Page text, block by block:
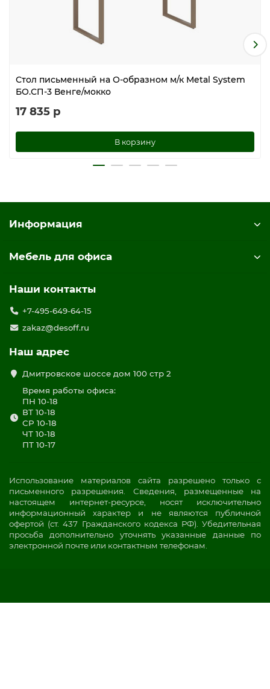
Стол письменный на О-образном м/к Metal System
БО.СП-3 Венге/мокко
17 835 р
В корзину
Информация
Мебель для офиса
Наши контакты
+7-495-649-64-15
zakaz@desoff.ru
Наш адрес
Дмитровское шоссе дом 100 стр 2
Время работы офиса:
ПН 10-18
ВТ 10-18
СР 10-18
ЧТ 10-18
ПТ 10-17
Использование материалов сайта разрешено только с
письменного разрешения. Сведения, размещенные на
настоящем интернет-ресурсе, носят исключительно
информационный характер и не являются публичной
офертой (ст. 437 Гражданского кодекса РФ). Убедительная
просьба дополнительно уточнять указанные данные по
электронной почте или контактным телефонам.